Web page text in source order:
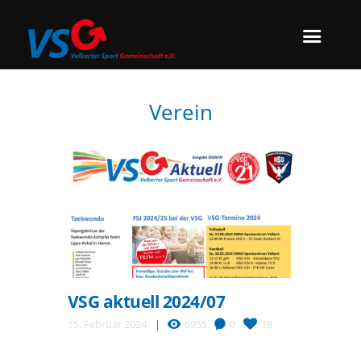
Verein
VSG aktuell 2024/07
15. Februar 2024 6955 0 18